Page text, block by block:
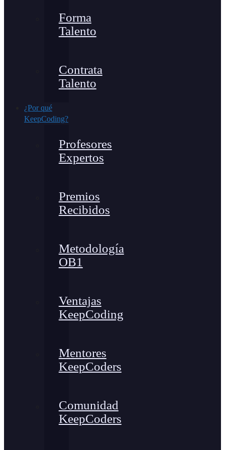
Forma
Talento
Contrata
Talento
¿Por qué
KeepCoding?
Profesores
Expertos
Premios
Recibidos
Metodología
OB1
Ventajas
KeepCoding
Mentores
KeepCoders
Comunidad
KeepCoders